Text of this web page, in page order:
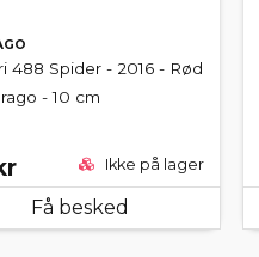
488 Spider - 2016 - Rød
- 10 cm
Ikke på lager
Få besked